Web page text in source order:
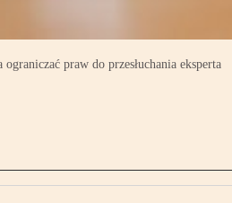
praw do przesłuchania eksperta